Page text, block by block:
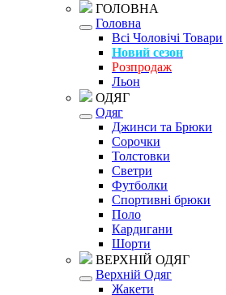
ГОЛОВНА
Головна
Всі Чоловічі Товари
Новий сезон
Розпродаж
Льон
ОДЯГ
Одяг
Джинси та Брюки
Сорочки
Толстовки
Светри
Футболки
Спортивні брюки
Поло
Кардигани
Шорти
ВЕРХНІЙ ОДЯГ
Верхній Одяг
Жакети